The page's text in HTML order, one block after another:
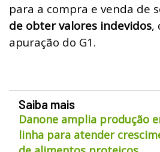
para a compra e venda de
de obter valores indevidos,
apuração do G1.
Saiba mais
Danone amplia produção
linha para atender